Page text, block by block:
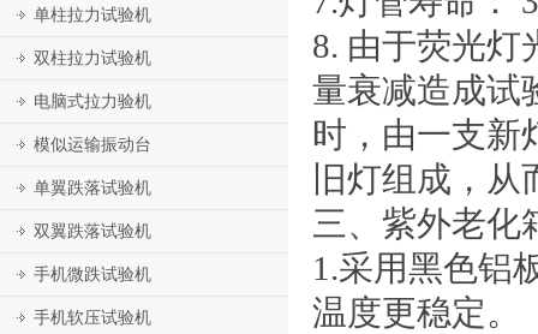
单柱拉力试验机
双柱拉力试验机
电脑式拉力验机
模似运输振动台
单翼跌落试验机
双翼跌落试验机
手机微跌试验机
手机软压试验机
8. 由于荧光灯
量衰减造成试
时，由一支新
旧灯组成，
三、紫外老化
1.采用黑色铝
温度更稳定。